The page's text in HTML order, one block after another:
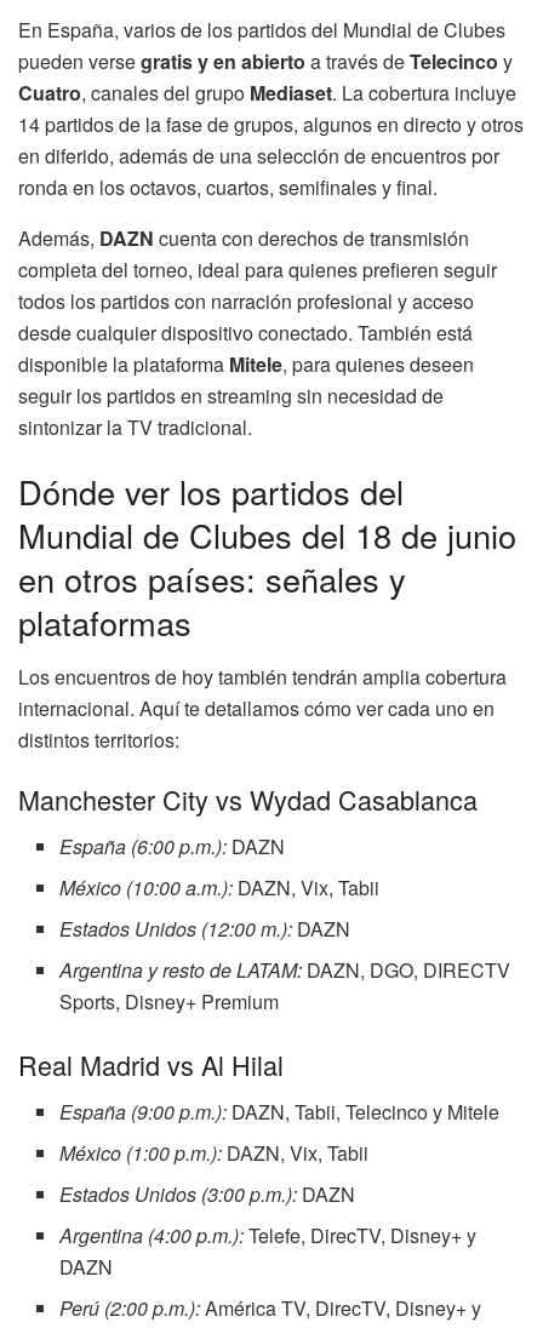
En España, varios de los partidos del Mundial de Clubes
pueden versegratis y en abierto a través deTelecinco y
Cuatro, canales del grupo Mediaset. La cobertura incluye
14 partidos de la fase de grupos, algunos en directo y otros
en diferido, además de una selección de encuentros por
ronda en los octavos, cuartos, semifinales y final.
Además, DAZN cuenta con derechos de transmisión
completa del torneo, ideal para quienes prefieren seguir
todos los partidos con narración profesional y acceso
desde cualquier dispositivo conectado. También está
disponible la plataforma Mitele, para quienes deseen
seguir los partidos en streaming sin necesidad de
sintonizar la TV tradicional.
Dónde ver los partidos del
Mundial de Clubes del 18 de junio
en otros países: señales y
plataformas
Los encuentros de hoy también tendrán amplia cobertura
internacional. Aquí te detallamos cómo ver cada uno en
distintos territorios:
Manchester City vs Wydad Casablanca
España (6:00 p.m.): DAZN
México (10:00 a.m.): DAZN, Vix, Tabii
Estados Unidos (12:00 m.): DAZN
Argentina y resto de LATAM: DAZN, DGO, DIRECTV
Sports, Disney+ Premium
Real Madrid vs Al Hilal
España (9:00 p.m.): DAZN, Tabii, Telecinco y Mitele
México (1:00 p.m.): DAZN, Vix, Tabii
Estados Unidos (3:00 p.m.): DAZN
Argentina (4:00 p.m.):Telefe, DirecTV, Disney+ y
DAZN
Perú (2:00 p.m.):América TV, DirecTV, Disney+ y